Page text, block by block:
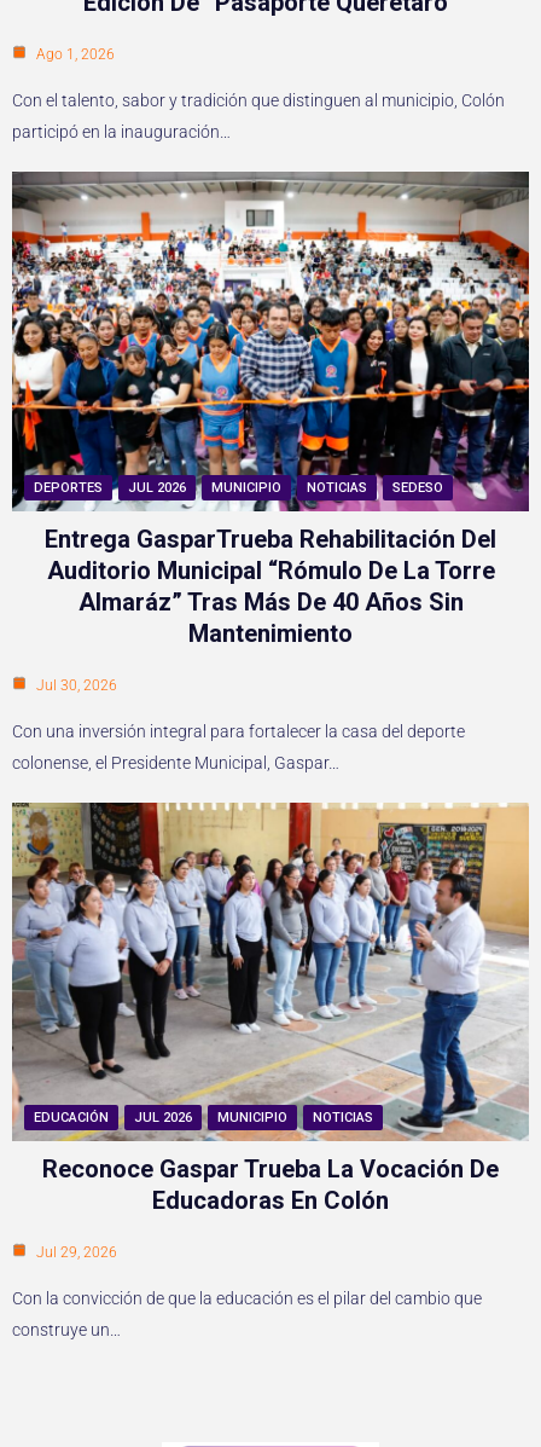
Ago 1, 2026
Con el talento, sabor y tradición que distinguen al municipio, Colón
participó en la inauguración…
DEPORTES JUL 2026 MUNICIPIO NOTICIAS SEDESO
Entrega GasparTrueba Rehabilitación Del
Auditorio Municipal “Rómulo De La Torre
Almaráz” Tras Más De 40 Años Sin
Mantenimiento
Jul 30, 2026
Con una inversión integral para fortalecer la casa del deporte
colonense, el Presidente Municipal, Gaspar…
EDUCACIÓN JUL 2026 MUNICIPIO NOTICIAS
Reconoce Gaspar Trueba La Vocación De
Educadoras En Colón
Jul 29, 2026
Con la convicción de que la educación es el pilar del cambio que
construye un…